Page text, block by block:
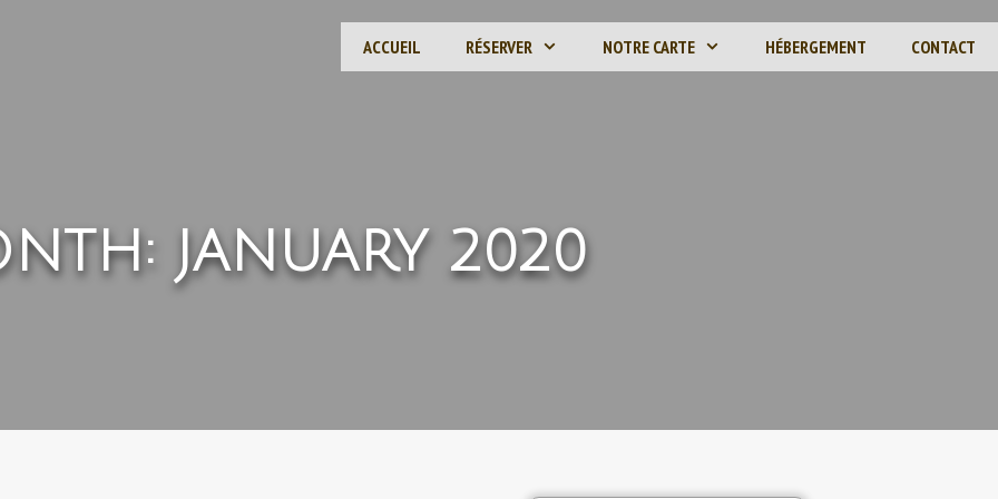
ACCUEIL RÉSERVER NOTRE CARTE HÉBERGEMENT CONTACT
JANUARY 2020